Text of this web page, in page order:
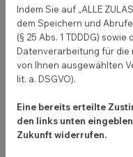
Wie
finden können
08. Dezember 2020
Mitarbeiter zu
nicht unmöglich.
Indem Sie auf „ALLE
dem Speichern und
(§ 25 Abs. 1 TDDDG)
Datenverarbeitung für die
von Ihnen ausgewählten
lit. a. DSGVO).
Eine bereits erteilte
den links unten
Zukunft widerrufen.